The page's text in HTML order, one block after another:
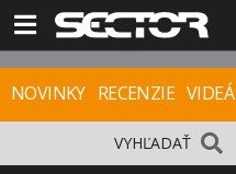
NOVINKY RECENZIE VIDEÁ
VYHĽADAŤ